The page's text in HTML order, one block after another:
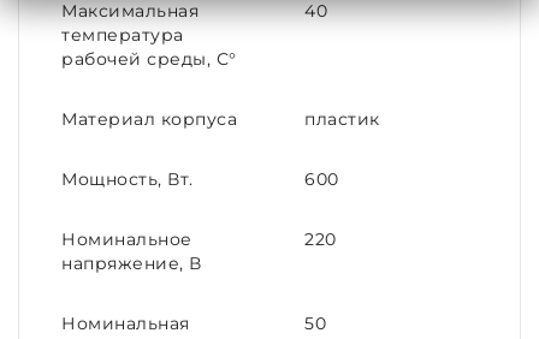
Максимальная
температура
рабочей среды, С°
40
Материал корпуса пластик
Мощность, Вт. 600
Номинальное
напряжение, В
220
Номинальная
50